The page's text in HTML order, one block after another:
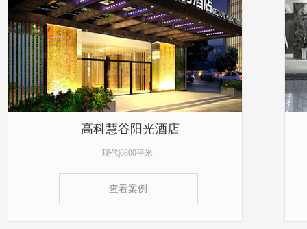
高科慧谷阳光酒店
现代|6800平米
查看案例